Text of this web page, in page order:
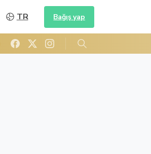
TR Bağış yap
Arama